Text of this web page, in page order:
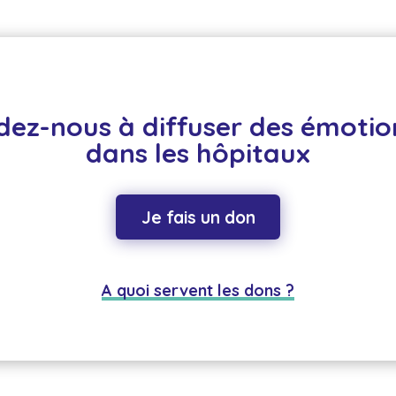
nous à diffuser des
dans les hôpitaux
Je fais un don
A quoi servent les dons ?